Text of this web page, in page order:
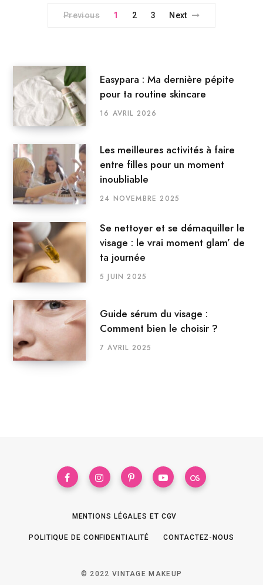
Previous 1 2 3 Next
Easypara : Ma dernière pépite
pour ta routine skincare
16 AVRIL 2026
Les meilleures activités à faire
entre filles pour un moment
inoubliable
24 NOVEMBRE 2025
Se nettoyer et se démaquiller le
visage : le vrai moment glam’ de
ta journée
5 JUIN 2025
Guide sérum du visage :
Comment bien le choisir ?
7 AVRIL 2025
MENTIONS LÉGALES ET CGV
POLITIQUE DE CONFIDENTIALITÉ CONTACTEZ-NOUS
© 2022 VINTAGE MAKEUP